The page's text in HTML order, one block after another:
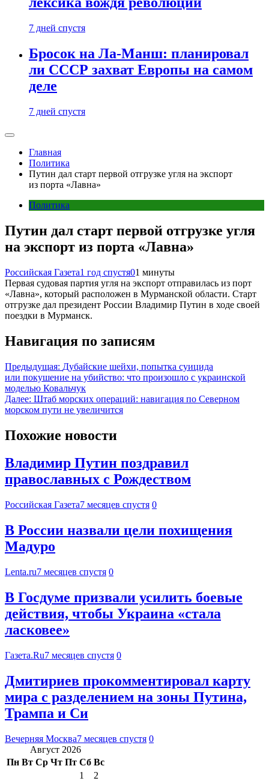
7 дней спустя
Бросок на Ла-Манш: планировал
ли СССР захват Европы на самом
деле
7 дней спустя
Главная
Политика
Путин дал старт первой отгрузке угля на экспорт
из порта «Лавна»
Политика
Путин дал старт первой отгрузке угля
на экспорт из порта «Лавна»
Российская Газета1 год спустя01 минуты
Первая судовая партия угля на экспорт отправилась из порт
«Лавна», который расположен в Мурманской области. Старт
отгрузке дал президент России Владимир Путин в ходе своей
поездки в Мурманск.
Навигация по записям
Предыдущая: Дубайские шейхи, попытка суицида
или покушение на убийство: что произошло с украинской
моделью Ковальчук
Далее: Штаб морских операций: навигация по Северном
морском пути не увеличится
Похожие новости
Владимир Путин поздравил
православных с Рождеством
Российская Газета7 месяцев спустя 0
В России назвали цели похищения
Мадуро
Lenta.ru7 месяцев спустя 0
В Госдуме призвали усилить боевые
действия, чтобы Украина «стала
ласковее»
Газета.Ru7 месяцев спустя 0
Дмитириев прокомментировал карту
мира с разделением на зоны Путина,
Трампа и Си
Вечерняя Москва7 месяцев спустя 0
Август 2026
Пн Вт Ср Чт Пт Сб Вс
1
2